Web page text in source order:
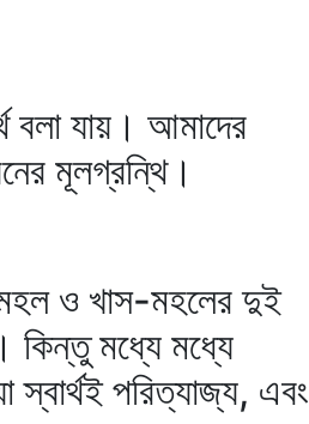
বলা যায়। আমাদের
মূলগ্রন্থি।
ও খাস-মহলের দুই
কিন্তু মধ্যে মধ্যে
স্বার্থই পরিত্যাজ্য, এবং